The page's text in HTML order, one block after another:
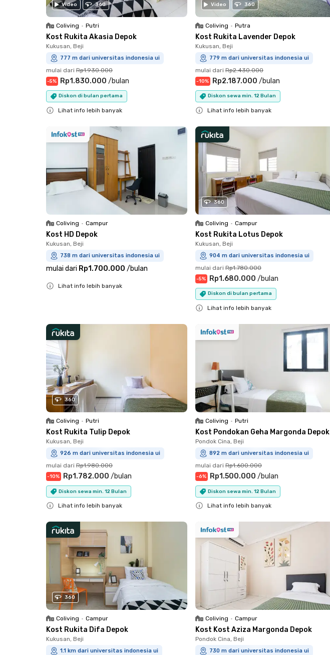
Video 360
Coliving • Putri
Kost Rukita Akasia Depok
Kukusan, Beji
777 m dari universitas indonesia ui
mulai dari Rp1.930.000
-5% Rp1.830.000 /bulan
Diskon di bulan pertama
Lihat info lebih banyak
Video 360
Coliving • Putra
Kost Rukita Lavender Depok
Kukusan, Beji
779 m dari universitas indonesia ui
mulai dari Rp2.430.000
-10% Rp2.187.000 /bulan
Diskon sewa min. 12 Bulan
Lihat info lebih banyak
Coliving • Campur
Kost HD Depok
Kukusan, Beji
738 m dari universitas indonesia ui
mulai dari Rp1.700.000 /bulan
Lihat info lebih banyak
360
Coliving • Campur
Kost Rukita Lotus Depok
Kukusan, Beji
904 m dari universitas indonesia ui
mulai dari Rp1.780.000
-5% Rp1.680.000 /bulan
Diskon di bulan pertama
Lihat info lebih banyak
360
Coliving • Putri
Kost Rukita Tulip Depok
Kukusan, Beji
926 m dari universitas indonesia ui
mulai dari Rp1.980.000
-10% Rp1.782.000 /bulan
Diskon sewa min. 12 Bulan
Lihat info lebih banyak
Coliving • Putri
Kost Pondokan Geha Margonda Depok
Pondok Cina, Beji
892 m dari universitas indonesia ui
mulai dari Rp1.600.000
-6% Rp1.500.000 /bulan
Diskon sewa min. 12 Bulan
Lihat info lebih banyak
360
Coliving • Campur
Kost Rukita Difa Depok
Kukusan, Beji
1.1 km dari universitas indonesia ui
Coliving • Campur
Kost Kost Aziza Margonda Depok
Pondok Cina, Beji
730 m dari universitas indonesia ui